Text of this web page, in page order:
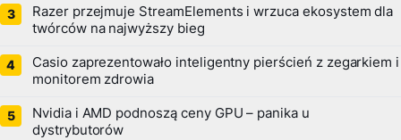
Razer przejmuje StreamElements i wrzuca ekosystem dla
twórców na najwyższy bieg
Casio zaprezentowało inteligentny pierścień z zegarkiem i
monitorem zdrowia
Nvidia i AMD podnoszą ceny GPU – panika u
dystrybutorów